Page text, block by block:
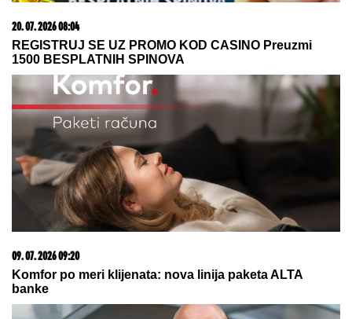
05. 08. 2026 14:12
Koliko visoku temperaturu ljudsko telo može da izdrži?